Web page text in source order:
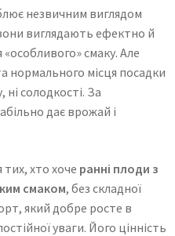
незвичним виглядом
виглядають ефектно й
смаку. Але
нормального місця посадки
солодкості. За
дає врожай і
хто хоче ранні плоди з
смаком, без складної
який добре росте в
уваги. Його цінність